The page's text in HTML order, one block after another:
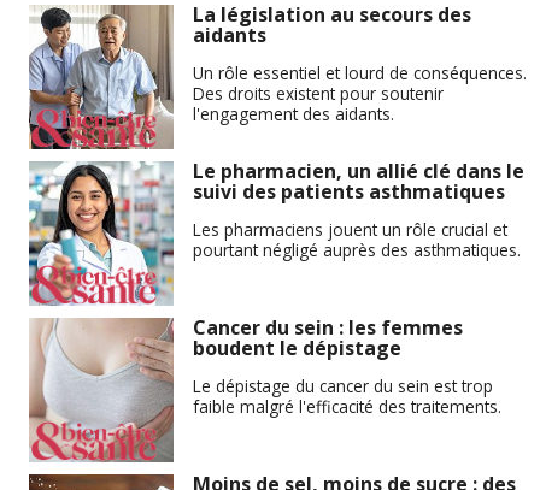
La législation au secours des
aidants
Un rôle essentiel et lourd de conséquences.
Des droits existent pour soutenir
l'engagement des aidants.
Le pharmacien, un allié clé dans le
suivi des patients asthmatiques
Les pharmaciens jouent un rôle crucial et
pourtant négligé auprès des asthmatiques.
Cancer du sein : les femmes
boudent le dépistage
Le dépistage du cancer du sein est trop
faible malgré l'efficacité des traitements.
Moins de sel, moins de sucre : des